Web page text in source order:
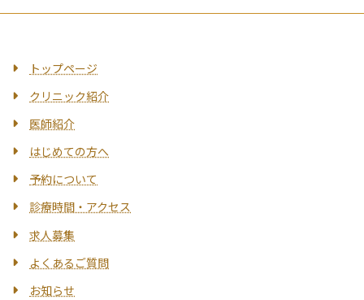
トップページ
クリニック紹介
医師紹介
はじめての方へ
予約について
診療時間・アクセス
求人募集
よくあるご質問
お知らせ